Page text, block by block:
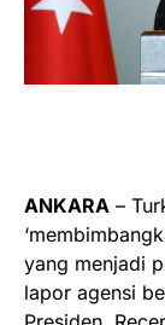
ANKARA –
yang menjadi
lapor agensi